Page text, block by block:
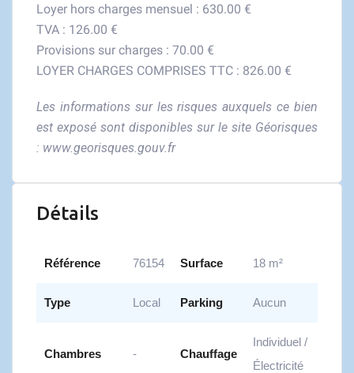
Loyer hors charges mensuel : 630.00 €
TVA : 126.00 €
Provisions sur charges : 70.00 €
LOYER CHARGES COMPRISES TTC : 826.00 €
Les informations sur les risques auxquels ce bien
est exposé sont disponibles sur le site Géorisques
: www.georisques.gouv.fr
Détails
Référence 76154 Surface 18 m²
Type Local Parking Aucun
Chambres - Chauffage
Individuel /
Électricité